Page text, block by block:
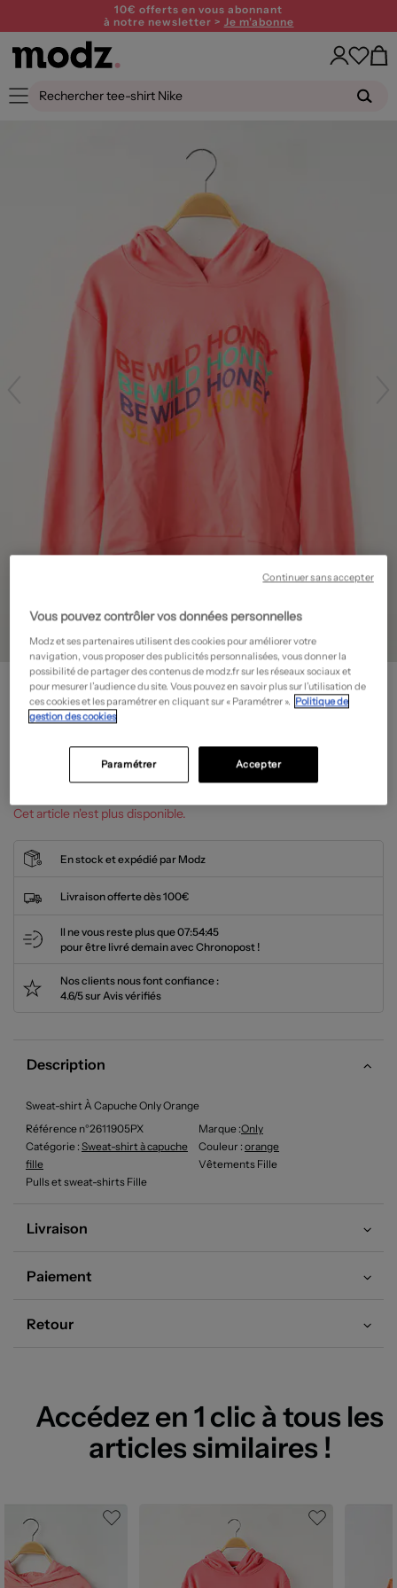
10€ offerts en vous abonnant
à notre newsletter > Je m'abonne
ONLY
Sweat-shirt à capuche- Outlet
9,00€
Prix boutique : -70%
Cet article n'est plus disponible.
En stock et expédié par Modz
Livraison offerte dès 100€
Il ne vous reste plus que07:54:45
pour être livré demain avec Chronopost !
Nos clients nous font confiance :
4.6/5 sur Avis vérifiés
Description
Sweat-shirt À Capuche Only Orange
Référence n°2611905PX
Marque :Only
Catégorie : Sweat-shirt à capuche
fille
Couleur : orange
Vêtements Fille
Pulls et sweat-shirts Fille
Livraison
Paiement
Retour
Accédez en 1 clic à tous les
articles similaires !
Vous pouvez contrôler vos données personnelles
Modz et ses partenaires utilisent des cookies pour améliorer votre
navigation, vous proposer des publicités personnalisées, vous donner la
possibilité de partager des contenus de modz.fr sur les réseaux sociaux et
pour mesurer l’audience du site. Vous pouvez en savoir plus sur l’utilisation de
ces cookies et les paramétrer en cliquant sur « Paramétrer ». Politique de
gestion des cookies
Accepter
Paramétrer
Continuer sans accepter